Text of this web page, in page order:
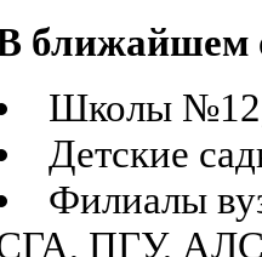
ближайшем
Школы №12,
Детские
Филиалы
ПГУ,